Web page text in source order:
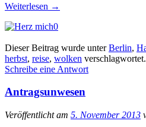
Weiterlesen →
0
Dieser Beitrag wurde unterBerlin,
herbst, reise, wolken verschlagwortet.
Schreibe eine Antwort
Antragsunwesen
Veröffentlicht am 5. November 2013